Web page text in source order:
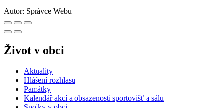
Autor: Správce Webu
Život v obci
Aktuality
Hlášení rozhlasu
Památky
Kalendář akcí a obsazenosti sportovišť a sálu